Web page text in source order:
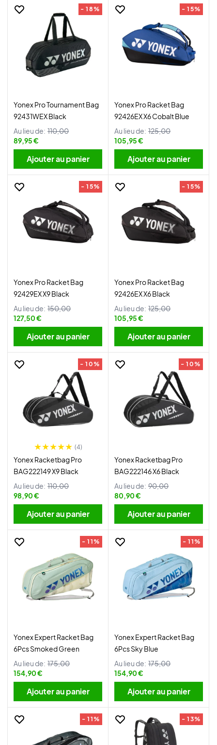
- 18%
Yonex Pro Tournament Bag
92431WEX Black
Au lieu de: 110,00
89,95 €
Ajouter au panier
- 15%
Yonex Pro Racket Bag
92426EX X6 Cobalt Blue
Au lieu de: 125,00
105,95 €
Ajouter au panier
- 15%
Yonex Pro Racket Bag
92429EX X9 Black
Au lieu de: 150,00
127,50 €
Ajouter au panier
- 15%
Yonex Pro Racket Bag
92426EX X6 Black
Au lieu de: 125,00
105,95 €
Ajouter au panier
- 10%
(4)
Yonex Racketbag Pro
BAG222149 X9 Black
Au lieu de: 110,00
98,90 €
Ajouter au panier
- 10%
Yonex Racketbag Pro
BAG222146 X6 Black
Au lieu de: 90,00
80,90 €
Ajouter au panier
- 11%
Yonex Expert Racket Bag
6Pcs Smoked Green
Au lieu de: 175,00
154,90 €
Ajouter au panier
- 11%
Yonex Expert Racket Bag
6Pcs Sky Blue
Au lieu de: 175,00
154,90 €
Ajouter au panier
- 11% - 13%